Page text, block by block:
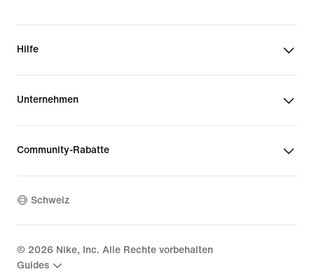
Hilfe
Unternehmen
Community-Rabatte
Schweiz
© 2026 Nike, Inc. Alle Rechte vorbehalten
Guides